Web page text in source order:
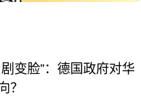
变脸”：德国政府对华
？